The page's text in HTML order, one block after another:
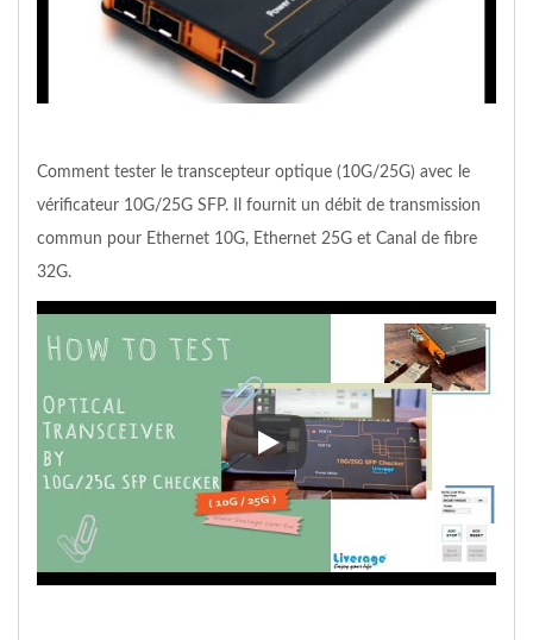
Comment tester le transcepteur optique (10G/25G) avec le
vérificateur 10G/25G SFP. Il fournit un débit de transmission
commun pour Ethernet 10G, Ethernet 25G et Canal de fibre
32G.
Comment tester le